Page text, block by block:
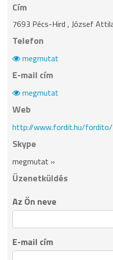
Cím
7693 Pécs-Hird , József
Telefon
megmutat
E-mail cím
megmutat
Web
http://www.fordit.hu/fordito/
Skype
megmutat »
Üzenetküldés
Az Ön neve
E-mail cím